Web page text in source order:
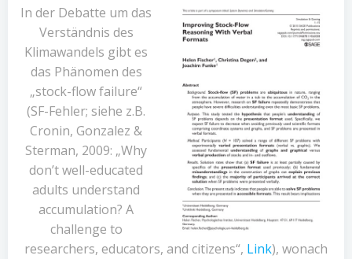
In der Debatte um das
Verständnis des
Klimawandels gibt es
das Phänomen des
„stock-flow failure“
(SF-Fehler; siehe z.B.
Cronin, Gonzalez &
Sterman, 2009: „Why
don’t well-educated
adults understand
accumulation? A
challenge to
researchers, educators, and citizens“, Link), wonach